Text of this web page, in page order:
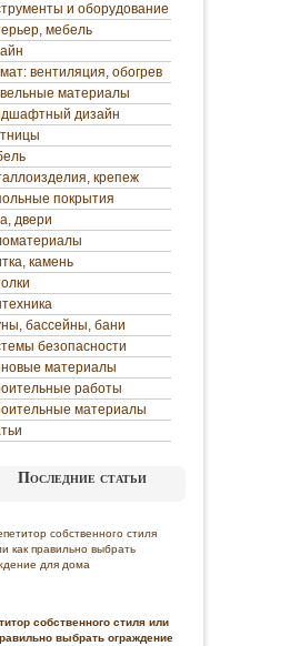
и оборудование
мебель
вентиляция, обогрев
материалы
дизайн
крепеж
покрытия
двери
камень
бассейны, бани
безопасности
материалы
работы
материалы
Последние статьи
собственного стиля или
выбрать ограждение